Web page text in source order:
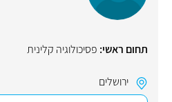
תחום ראשי: פסיכולוגיה קלינית
ירושלים